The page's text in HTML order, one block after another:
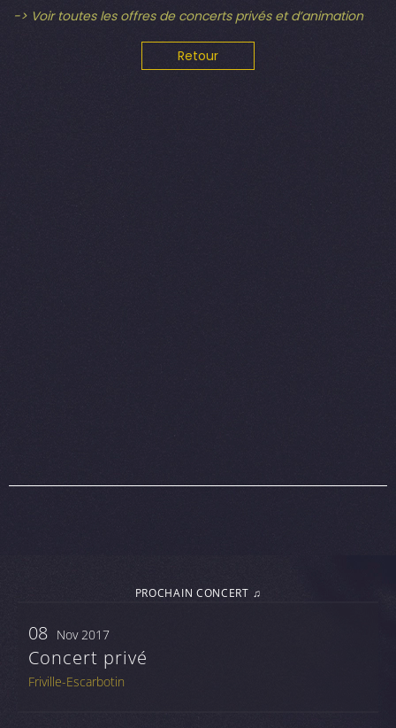
-> Voir toutes les offres de concerts privés et d’animation
Retour
PROCHAIN CONCERT ♫
08 Nov 2017
Concert privé
Friville-Escarbotin